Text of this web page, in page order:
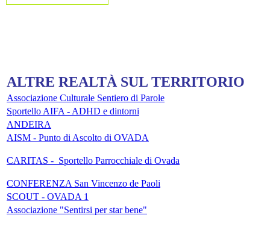
ALTRE REALTÀ SUL TERRITORIO
Associazione Culturale Sentiero di Parole
Sportello AIFA - ADHD e dintorni
ANDEIRA
AISM - Punto di Ascolto di OVADA
CARITAS - Sportello Parrocchiale di Ovada
CONFERENZA San Vincenzo de Paoli
SCOUT - OVADA 1
Associazione "Sentirsi per star bene"